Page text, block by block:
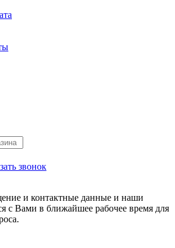
звонок
и контактные данные и наши
с Вами в ближайшее рабочее время для